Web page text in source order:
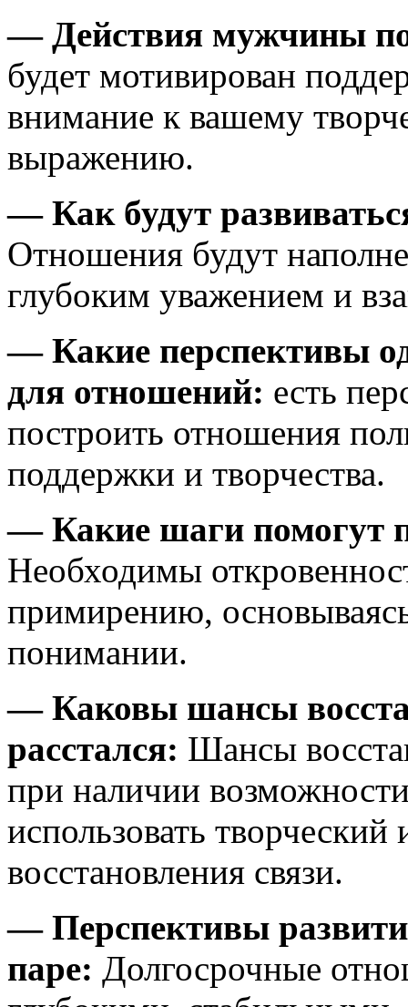
— Действия мужчины
будет мотивирован
внимание к вашему
выражению.
— Как будут
Отношения будут
глубоким уважением и
— Какие перспективы
для отношений: есть
построить отношения
поддержки и творчества.
— Какие шаги помогут
Необходимы
примирению,
понимании.
— Каковы шансы
расстался: Шансы
при наличии
использовать
восстановления связи.
— Перспективы
паре: Долгосрочные